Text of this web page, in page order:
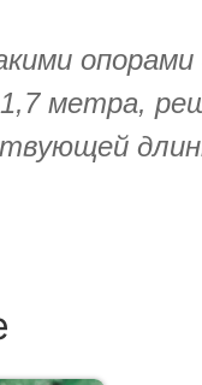
метра,